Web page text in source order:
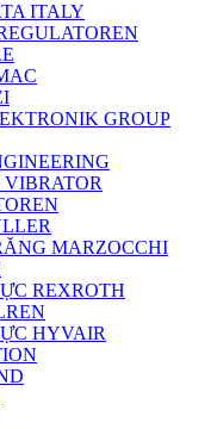
ITALY
GROUP
MARZOCCHI
REXROTH
HYVAIR